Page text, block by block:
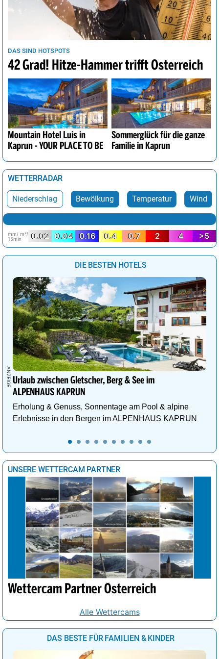
DAS SIND HOTSPOTS
42 Grad! Hitze-Hammer trifft Österreich
Mountain Hotel Luis in
Kaprun - YOUR PLACE TO BE
Sommerglück für die ganze
Familie in Kaprun
WETTERRADAR
Niederschlag Bewölkung Temperatur Wind
mm/ m²/
15min
0.02 0.04 0.16 0.4 0.7 2 4 >5
DIE BESTEN HOTELS
Urlaub zwischen Gletscher, Berg & See im
ALPENHAUS KAPRUN
Erholung & Genuss, Sonnentage am Pool & alpine
Erlebnisse in den Bergen im ALPENHAUS KAPRUN
UNSERE WETTERCAM PARTNER
Wettercam Partner Österreich
Alle Wettercams
DAS BESTE FÜR FAMILIEN & KINDER